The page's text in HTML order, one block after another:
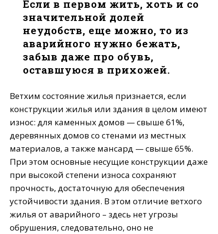
Если в первом жить, хоть и со
значительной долей
неудобств, еще можно, то из
аварийного нужно бежать,
забыв даже про обувь,
оставшуюся в прихожей.
Ветхим состояние жилья признается, если
конструкции жилья или здания в целом имеют
износ: для каменных домов — свыше 61%,
деревянных домов со стенами из местных
материалов, а также мансард — свыше 65%.
При этом основные несущие конструкции даже
при высокой степени износа сохраняют
прочность, достаточную для обеспечения
устойчивости здания. В этом отличие ветхого
жилья от аварийного – здесь нет угрозы
обрушения, следовательно, оно не